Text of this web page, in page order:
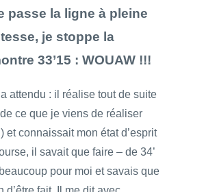
passe la ligne à pleine
je stoppe la
33’15 : WOUAW !!!
attendu : il réalise tout de suite
ce que je viens de réaliser
et connaissait mon état d’esprit
il savait que faire – de 34’
pour moi et savais que